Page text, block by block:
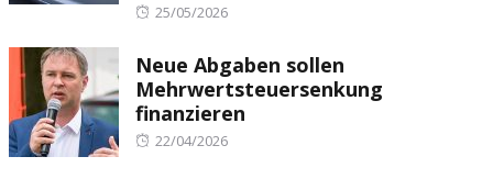
Posted
25/05/2026
Neue Abgaben sollen
Mehrwertsteuersenkung
finanzieren
Posted
22/04/2026